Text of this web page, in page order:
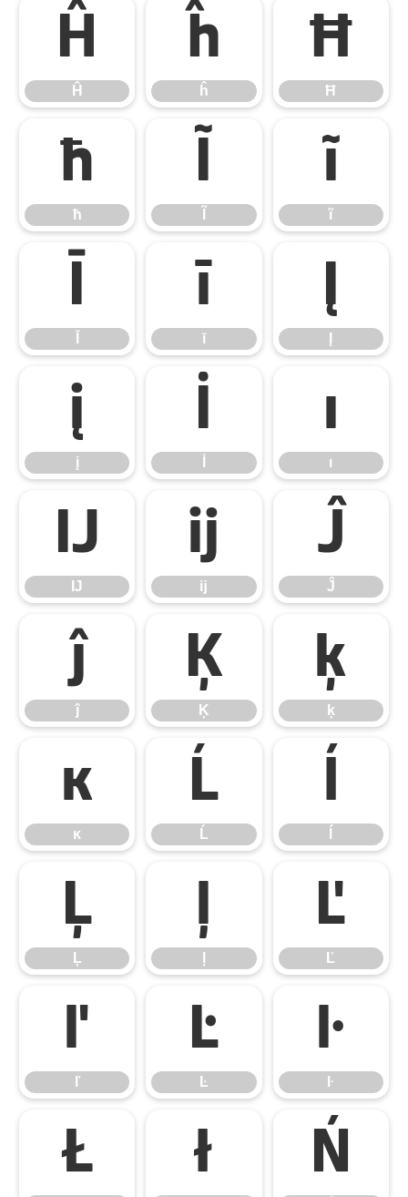
Ĥ
Ĥ
ĥ
ĥ
Ħ
Ħ
ħ
ħ
Ĩ ĩ
ĩ
Ī ī
ī
Į
į
į
İ ı
ı
Ĳ
Ĳ
ĳ
ĳ
Ĵ
Ĵ
ĵ
ĵ
Ķ
Ķ
ķ
ķ
ĸ
ĸ
Ĺ
Ĺ
ĺ
Ļ
Ļ
ļ Ľ
Ľ
ľ
ľ
Ŀ
Ŀ
ŀ
ŀ
Ł ł Ń